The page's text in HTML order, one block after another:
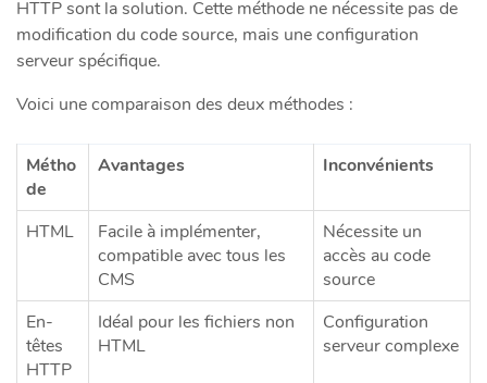
HTTP sont la solution. Cette méthode ne nécessite pas de
modification du code source, mais une configuration
serveur spécifique.
Voici une comparaison des deux méthodes :
Métho
de
Avantages Inconvénients
HTML
Facile à implémenter,
compatible avec tous les
CMS
Nécessite un
accès au code
source
En-
têtes
HTTP
Idéal pour les fichiers non
HTML
Configuration
serveur complexe